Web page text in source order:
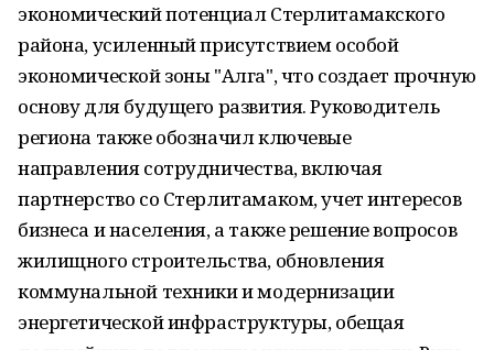
экономический потенциал Стерлитамакского
района, усиленный присутствием особой
экономической зоны "Алга", что создает прочную
основу для будущего развития. Руководитель
региона также обозначил ключевые
направления сотрудничества, включая
партнерство со Стерлитамаком, учет интересов
бизнеса и населения, а также решение вопросов
жилищного строительства, обновления
коммунальной техники и модернизации
энергетической инфраструктуры, обещая